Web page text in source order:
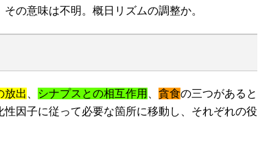
の意味は不明。概日リズムの調整か。
放出 シナプスとの相互作用 貪食の三つがあると
因子に従って必要な箇所に移動し、それぞれの役